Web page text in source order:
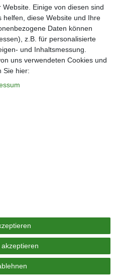
abbestellen.
Lieferzeiten für andere Länder
Versandinformationen
Einige von diesen sind
diese Website und Ihre
Daten können
z.B. für personalisierte
und Inhaltsmessung.
uns verwendeten Cookies und
Sie hier: